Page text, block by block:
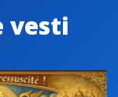
vesti